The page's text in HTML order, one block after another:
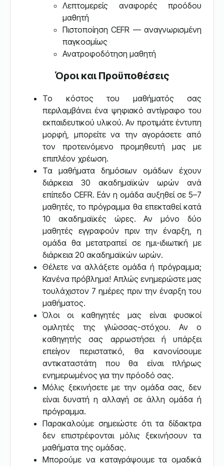
Λεπτομερείς αναφορές προόδου
μαθητή
Πιστοποίηση CEFR — αναγνωρισμένη
παγκοσμίως
Ανατροφοδότηση μαθητή
Όροι και Προϋποθέσεις
Το κόστος του μαθήματός σας
περιλαμβάνει ένα ψηφιακό αντίγραφο του
εκπαιδευτικού υλικού. Αν προτιμάτε έντυπη
μορφή, μπορείτε να την αγοράσετε από
τον προτεινόμενο προμηθευτή μας με
επιπλέον χρέωση.
Τα μαθήματα δημόσιων ομάδων έχουν
διάρκεια 30 ακαδημαϊκών ωρών ανά
επίπεδο CEFR. Εάν η ομάδα αυξηθεί σε 5–7
μαθητές, το πρόγραμμα θα επεκταθεί κατά
10 ακαδημαϊκές ώρες. Αν μόνο δύο
μαθητές εγγραφούν πριν την έναρξη, η
ομάδα θα μετατραπεί σε ημι-ιδιωτική με
διάρκεια 20 ακαδημαϊκών ωρών.
Θέλετε να αλλάξετε ομάδα ή πρόγραμμα;
Κανένα πρόβλημα! Απλώς ενημερώστε μας
τουλάχιστον 7 ημέρες πριν την έναρξη του
μαθήματος.
Όλοι οι καθηγητές μας είναι φυσικοί
ομιλητές της γλώσσας-στόχου. Αν ο
καθηγητής σας αρρωστήσει ή υπάρξει
επείγον περιστατικό, θα κανονίσουμε
αντικαταστάτη που θα είναι πλήρως
ενημερωμένος για την πρόοδό σας.
Μόλις ξεκινήσετε με την ομάδα σας, δεν
είναι δυνατή η αλλαγή σε άλλη ομάδα ή
πρόγραμμα.
Παρακαλούμε σημειώστε ότι τα δίδακτρα
δεν επιστρέφονται μόλις ξεκινήσουν τα
μαθήματα της ομάδας.
Μπορούμε να καταγράψουμε τα ομαδικά